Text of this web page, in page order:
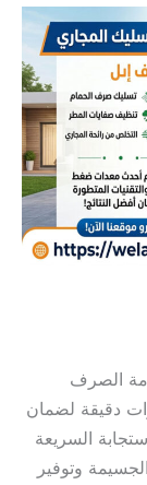
الصرف
دقيقة لضمان
السريعة
وتوفير